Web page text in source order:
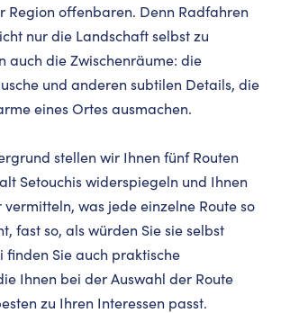
Region offenbaren. Denn Radfahren
nur die Landschaft selbst zu
auch die Zwischenräume: die
und anderen subtilen Details, die
eines Ortes ausmachen.
stellen wir Ihnen fünf Routen
Setouchis widerspiegeln und Ihnen
was jede einzelne Route so
fast so, als würden Sie sie selbst
finden Sie auch praktische
Ihnen bei der Auswahl der Route
zu Ihren Interessen passt.